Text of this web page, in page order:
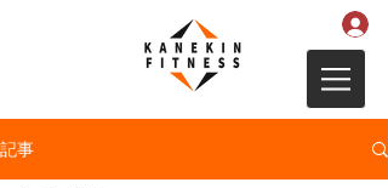
記事